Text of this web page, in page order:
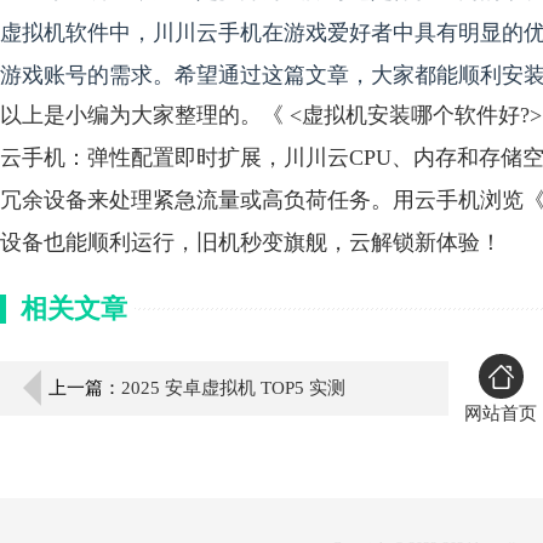
虚拟机软件中，川川云手机在游戏爱好者中具有明显的
游戏账号的需求。希望通过这篇文章，大家都能顺利安
以上是小编为大家整理的。《 <虚拟机安装哪个软件好
云手机：弹性配置即时扩展，川川云CPU、内存和存储
冗余设备来处理紧急流量或高负荷任务。用云手机浏览
设备也能顺利运行，旧机秒变旗舰，云解锁新体验！
相关文章
上一篇： 2025 安卓虚拟机 TOP5 实测
网站首页